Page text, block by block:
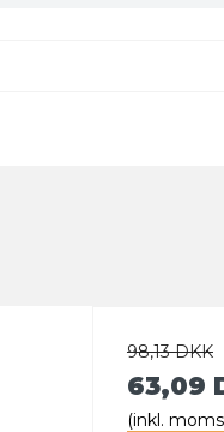
98,13 DKK
63,09
(inkl.